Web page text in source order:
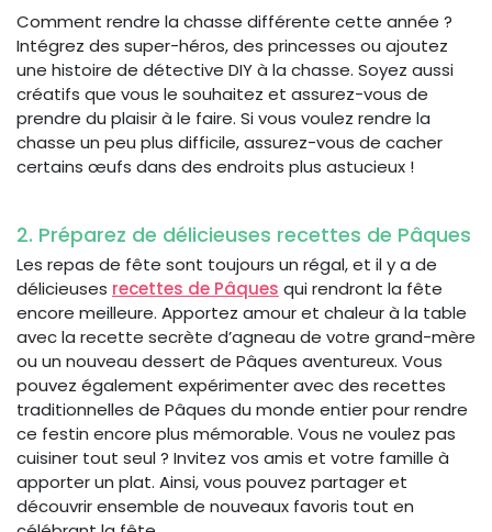
Comment rendre la chasse différente cette année ?
Intégrez des super-héros, des princesses ou ajoutez
une histoire de détective DIY à la chasse. Soyez aussi
créatifs que vous le souhaitez et assurez-vous de
prendre du plaisir à le faire. Si vous voulez rendre la
chasse un peu plus difficile, assurez-vous de cacher
certains œufs dans des endroits plus astucieux !
2. Préparez de délicieuses recettes de Pâques
Les repas de fête sont toujours un régal, et il y a de
délicieuses recettes de Pâques qui rendront la fête
encore meilleure. Apportez amour et chaleur à la table
avec la recette secrète d’agneau de votre grand-mère
ou un nouveau dessert de Pâques aventureux. Vous
pouvez également expérimenter avec des recettes
traditionnelles de Pâques du monde entier pour rendre
ce festin encore plus mémorable. Vous ne voulez pas
cuisiner tout seul ? Invitez vos amis et votre famille à
apporter un plat. Ainsi, vous pouvez partager et
découvrir ensemble de nouveaux favoris tout en